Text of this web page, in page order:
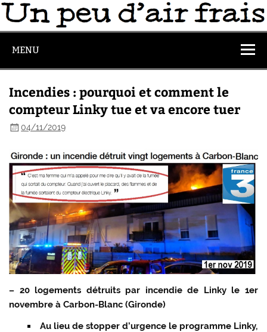
MENU
Incendies : pourquoi et comment le
compteur Linky tue et va encore tuer
04/11/2019
– 20 logements détruits par incendie de Linky le 1er
novembre à Carbon-Blanc (Gironde)
Au lieu de stopper d’urgence le programme Linky,